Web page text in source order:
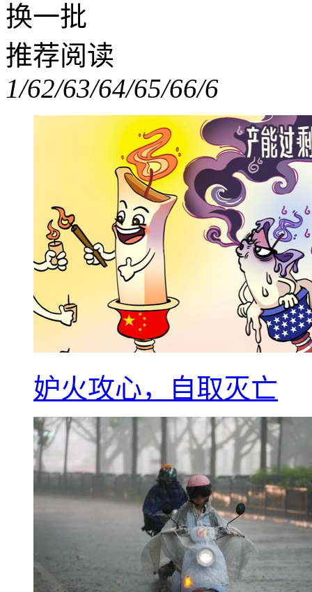
换一批
推荐阅读
1/62/63/64/65/66/6
妒火攻心，自取灭亡